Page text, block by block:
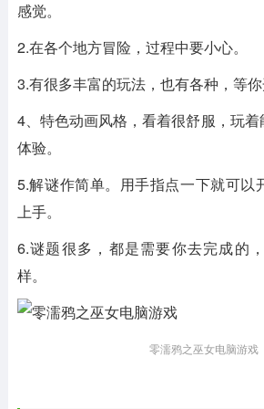
感觉。
2.在各个地方冒险，过程中要小心。
3.有很多丰富的玩法，也有各种，等你
4、特色动画风格，看着很舒服，玩
体验。
5.解谜作简单。用手指点一下就可以
上手。
6.谜题很多，都是需要你去完成的
样。
零濡鸦之巫女电脑游戏